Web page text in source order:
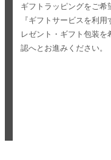
ギフトラッピングをご希
『ギフトサービスを利
レゼント・ギフト包装
認へとお進みください。